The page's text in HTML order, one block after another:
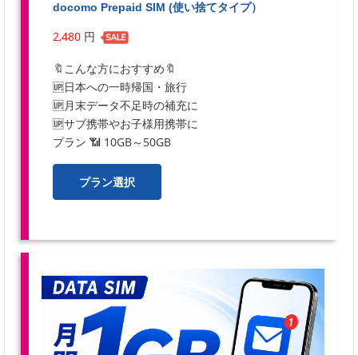
docomo Prepaid SIM (使い捨てタイプ）
2,480円
🔖こんな方におすすめ🔖
🆙日本への一時帰国・旅行
🆙月末データ不足時の補充に
🆙サブ携帯やお子様用携帯に
プラン 📶 10GB～50GB
プラン選択